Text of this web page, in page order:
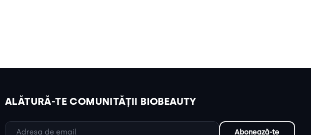
ALĂTURĂ-TE COMUNITĂȚII BIOBEAUTY